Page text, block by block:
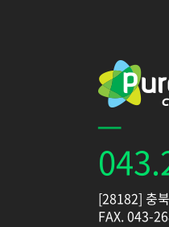
[28182] 충
FAX. 043-